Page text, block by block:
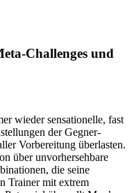
Challenges und
wieder sensationelle, fast
der Gegner-
Vorbereitung überlasten.
über unvorhersehbare
die seine
Trainer mit extrem